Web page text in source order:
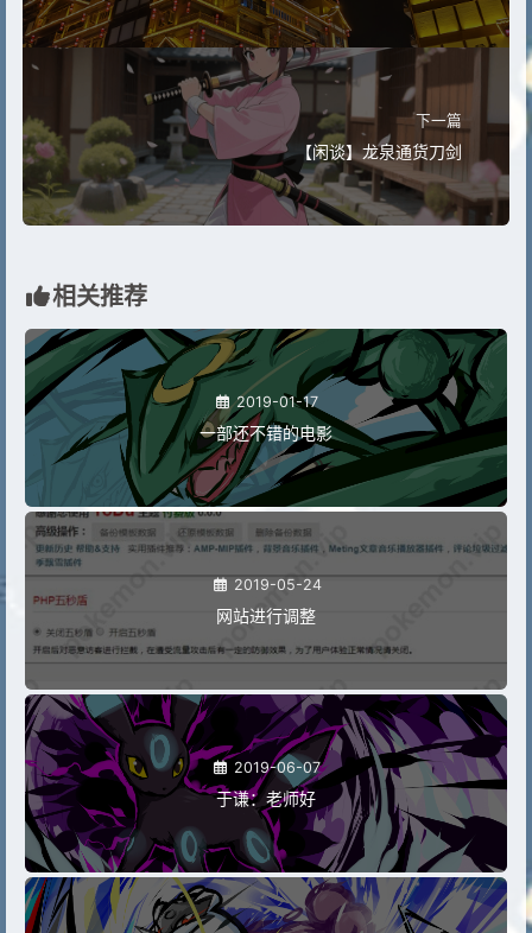
下一篇
【闲谈】龙泉通货刀剑
相关推荐
2019-01-17
一部还不错的电影
2019-05-24
网站进行调整
2019-06-07
于谦：老师好